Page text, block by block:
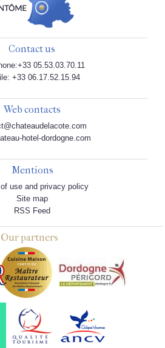
Contact us
05.53.03.70.11
+33 06.17.52.15.94
Web contacts
hotel-dordogne.com
Mentions
use and privacy policy
Site map
RSS Feed
Our partners